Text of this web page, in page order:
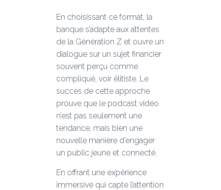
En choisissant ce format, la
banque s’adapte aux attentes
de la Génération Z et ouvre un
dialogue sur un sujet financier
souvent perçu comme
compliqué, voir élitiste. Le
succès de cette approche
prouve que le podcast vidéo
n’est pas seulement une
tendance, mais bien une
nouvelle manière d’engager
un public jeune et connecté.
En offrant une expérience
immersive qui capte l’attention